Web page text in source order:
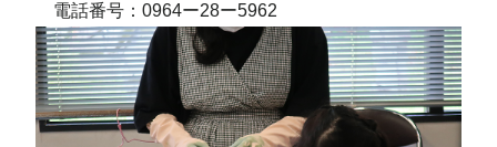
電話番号：0964ー28ー5962